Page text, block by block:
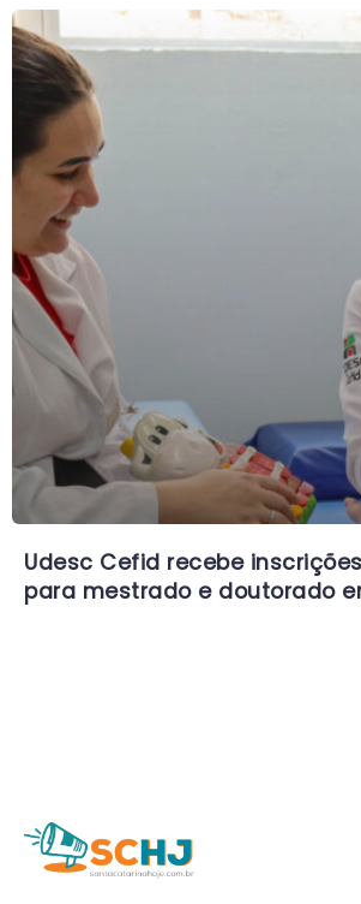
Udesc Cefid recebe
para mestrado e doutorado